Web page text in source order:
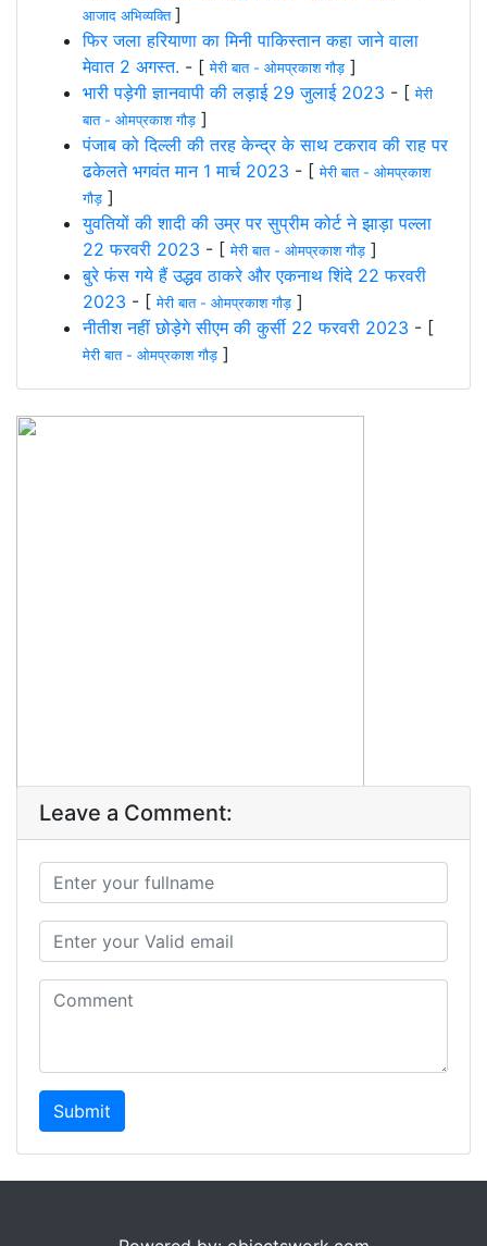
आजाद अभिव्यक्ति ]
फिर जला हरियाणा का मिनी पाकिस्तान कहा जाने वाला
मेवात 2 अगस्त. - [मेरी बात - ओमप्रकाश गौड़ ]
भारी पड़ेगी ज्ञानवापी की लड़ाई 29 जुलाई 2023 - [मेरी
बात - ओमप्रकाश गौड़ ]
पंजाब को दिल्ली की तरह केन्द्र के साथ टकराव की राह पर
ढकेलते भगवंत मान 1 मार्च 2023 - [मेरी बात - ओमप्रकाश
गौड़ ]
युवतियों की शादी की उम्र पर सुप्रीम कोर्ट ने झाड़ा पल्ला
22 फरवरी 2023 - [मेरी बात - ओमप्रकाश गौड़ ]
बुरे फंस गये हैं उद्धव ठाकरे और एकनाथ शिंदे 22 फरवरी
2023 - [मेरी बात - ओमप्रकाश गौड़ ]
नीतीश नहीं छोड़ेगे सीएम की कुर्सी 22 फरवरी 2023 - [
मेरी बात - ओमप्रकाश गौड़ ]
Leave a Comment:
Submit